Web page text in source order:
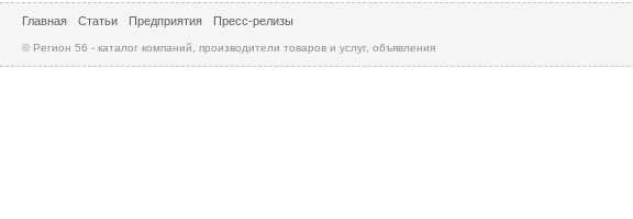
Главная Статьи Предприятия Пресс-релизы
© Регион 56 - каталог компаний, производители товаров и услуг, объявления